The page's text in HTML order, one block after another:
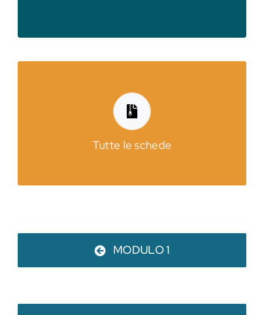
Tutte le schede
produzione, utilizzare le banche dati e i
fondi documentari
MODULO 1